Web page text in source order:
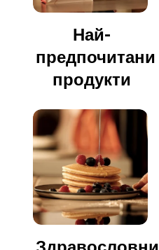
Най-
предпочитани
продукти